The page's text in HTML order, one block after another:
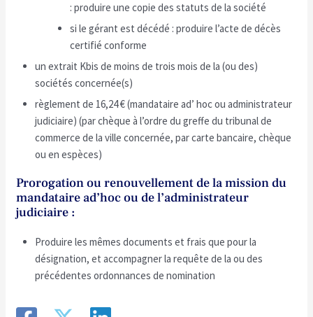
: produire une copie des statuts de la société
si le gérant est décédé : produire l’acte de décès
certifié conforme
un extrait Kbis de moins de trois mois de la (ou des)
sociétés concernée(s)
règlement de 16,24 € (mandataire ad’ hoc ou administrateur
judiciaire) (par chèque à l’ordre du greffe du tribunal de
commerce de la ville concernée, par carte bancaire, chèque
ou en espèces)
Prorogation ou renouvellement de la mission du
mandataire ad’hoc ou de l’administrateur
judiciaire :
Produire les mêmes documents et frais que pour la
désignation, et accompagner la requête de la ou des
précédentes ordonnances de nomination